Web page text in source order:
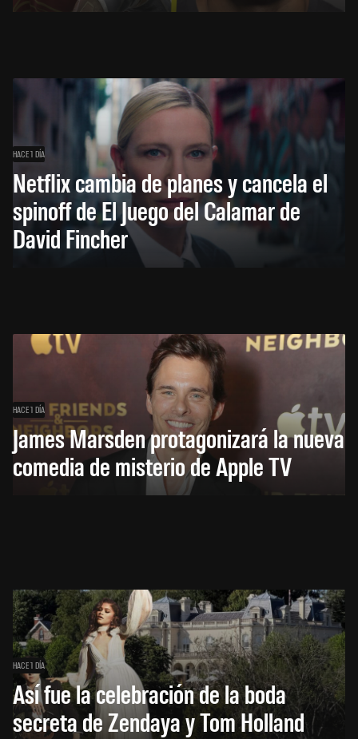
HACE 1 DÍA
Netflix cambia de planes y cancela el
spinoff de El Juego del Calamar de
David Fincher
HACE 1 DÍA
James Marsden protagonizará la nueva
comedia de misterio de Apple TV
HACE 1 DÍA
Así fue la celebración de la boda
secreta de Zendaya y Tom Holland